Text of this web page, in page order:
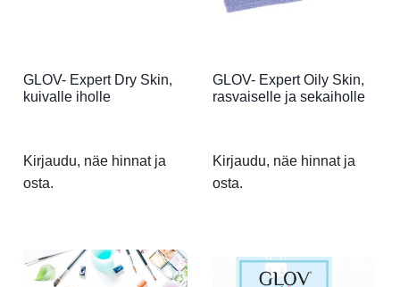
GLOV- Expert Dry Skin,
kuivalle iholle
Kirjaudu, näe hinnat ja
osta.
GLOV- Expert Oily Skin,
rasvaiselle ja sekaiholle
Kirjaudu, näe hinnat ja
osta.